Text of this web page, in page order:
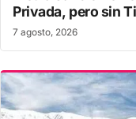
Privada, pero sin
7 agosto, 2026